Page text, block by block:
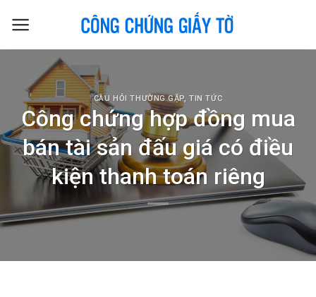
CÂU HỎI THƯỜNG GẶP,TIN TỨC
Công chứng hợp đồng mua
bán tài sản đấu giá có điều
kiện thanh toán riêng